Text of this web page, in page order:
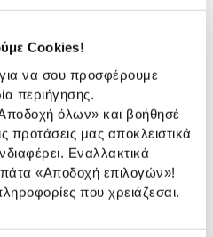
Cookies!
να σου προσφέρουμε
περιήγησης.
όλων» και βοήθησέ
μας αποκλειστικά
Εναλλακτικά
«Αποδοχή επιλογών»!
που χρειάζεσαι.
3